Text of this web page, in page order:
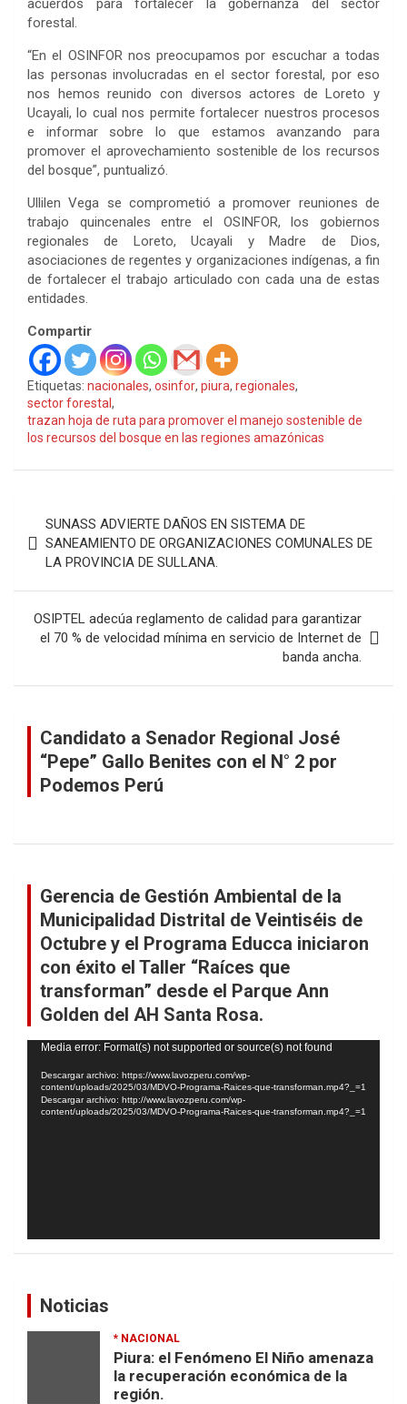
acuerdos para fortalecer la gobernanza del sector
forestal.
“En el OSINFOR nos preocupamos por escuchar a todas
las personas involucradas en el sector forestal, por eso
nos hemos reunido con diversos actores de Loreto y
Ucayali, lo cual nos permite fortalecer nuestros procesos
e informar sobre lo que estamos avanzando para
promover el aprovechamiento sostenible de los recursos
del bosque”, puntualizó.
Ullilen Vega se comprometió a promover reuniones de
trabajo quincenales entre el OSINFOR, los gobiernos
regionales de Loreto, Ucayali y Madre de Dios,
asociaciones de regentes y organizaciones indígenas, a fin
de fortalecer el trabajo articulado con cada una de estas
entidades.
Compartir
Etiquetas: nacionales, osinfor, piura, regionales,
sector forestal,
trazan hoja de ruta para promover el manejo sostenible de
los recursos del bosque en las regiones amazónicas
de
entradas
SUNASS ADVIERTE DAÑOS EN SISTEMA DE
SANEAMIENTO DE ORGANIZACIONES COMUNALES DE
LA PROVINCIA DE SULLANA.
OSIPTEL adecúa reglamento de calidad para garantizar
el 70 % de velocidad mínima en servicio de Internet de
banda ancha.
Candidato a Senador Regional José
“Pepe” Gallo Benites con el N° 2 por
Podemos Perú
Gerencia de Gestión Ambiental de la
Municipalidad Distrital de Veintiséis de
Octubre y el Programa Educca iniciaron
con éxito el Taller “Raíces que
transforman” desde el Parque Ann
Golden del AH Santa Rosa.
Reproductor
vídeo
Media error: Format(s) not supported or source(s) not found
Descargar archivo: https://www.lavozperu.com/wp-
content/uploads/2025/03/MDVO-Programa-Raices-que-transforman.mp4?_=1
Descargar archivo: http://www.lavozperu.com/wp-
content/uploads/2025/03/MDVO-Programa-Raices-que-transforman.mp4?_=1
Noticias
* NACIONAL
Piura: el Fenómeno El Niño amenaza
la recuperación económica de la
región.